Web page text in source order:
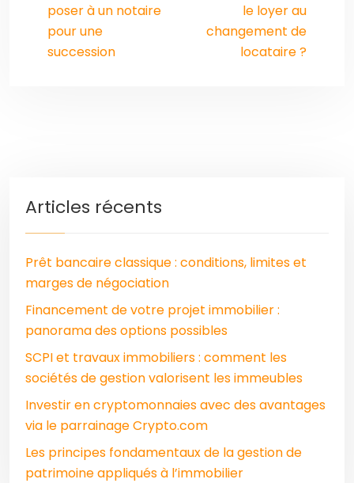
poser à un notaire
pour une
succession
le loyer au
changement de
locataire ?
Articles récents
Prêt bancaire classique : conditions, limites et
marges de négociation
Financement de votre projet immobilier :
panorama des options possibles
SCPI et travaux immobiliers : comment les
sociétés de gestion valorisent les immeubles
Investir en cryptomonnaies avec des avantages
via le parrainage Crypto.com
Les principes fondamentaux de la gestion de
patrimoine appliqués à l’immobilier